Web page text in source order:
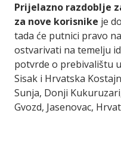
Prijelazno razdoblje
za nove korisnike je do
tada će putnici pravo
ostvarivati na temelju
potvrde o prebivalištu
Sisak i Hrvatska
Sunja, Donji
Gvozd, Jasenovac,